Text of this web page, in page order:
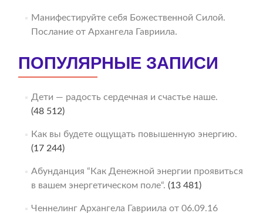
Манифестируйте себя Божественной Силой.
Послание от Архангела Гавриила.
ПОПУЛЯРНЫЕ ЗАПИСИ
Дети — радость сердечная и счастье наше.
(48 512)
Как вы будете ощущать повышенную энергию.
(17 244)
Абунданция “Как Денежной энергии проявиться
в вашем энергетическом поле“. (13 481)
Ченнелинг Архангела Гавриила от 06.09.16